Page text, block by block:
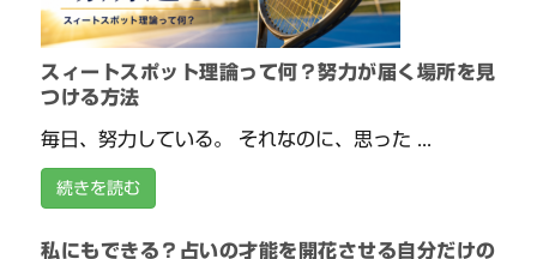
スィートスポット理論って何？努力が届く場所を見
つける方法
毎日、努力している。 それなのに、思った ...
続きを読む
私にもできる？占いの才能を開花させる自分だけの